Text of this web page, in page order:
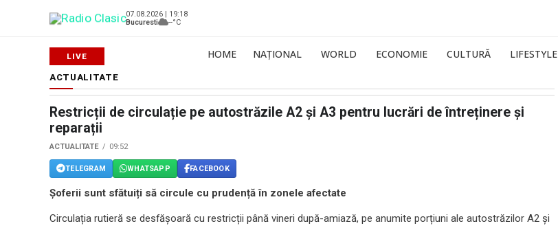
07.08.2026 | 19:18
Bucuresti
--°C
HOME NAȚIONAL WORLD ECONOMIE CULTURĂ LIFESTYLE
ACTUALITATE
Restricții de circulație pe autostrăzile A2 și A3 pentru lucrări de întreținere și
reparații
ACTUALITATE 09:52
TELEGRAM WHATSAPP FACEBOOK
Șoferii sunt sfătuiți să circule cu prudență în zonele afectate
Circulația rutieră se desfășoară cu restricții până vineri după-amiază, pe anumite porțiuni ale autostrăzilor A2 și